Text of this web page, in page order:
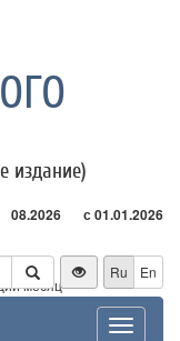
издание)
08.2026 с 01.01.2026
месяц
Ru En
Toggle